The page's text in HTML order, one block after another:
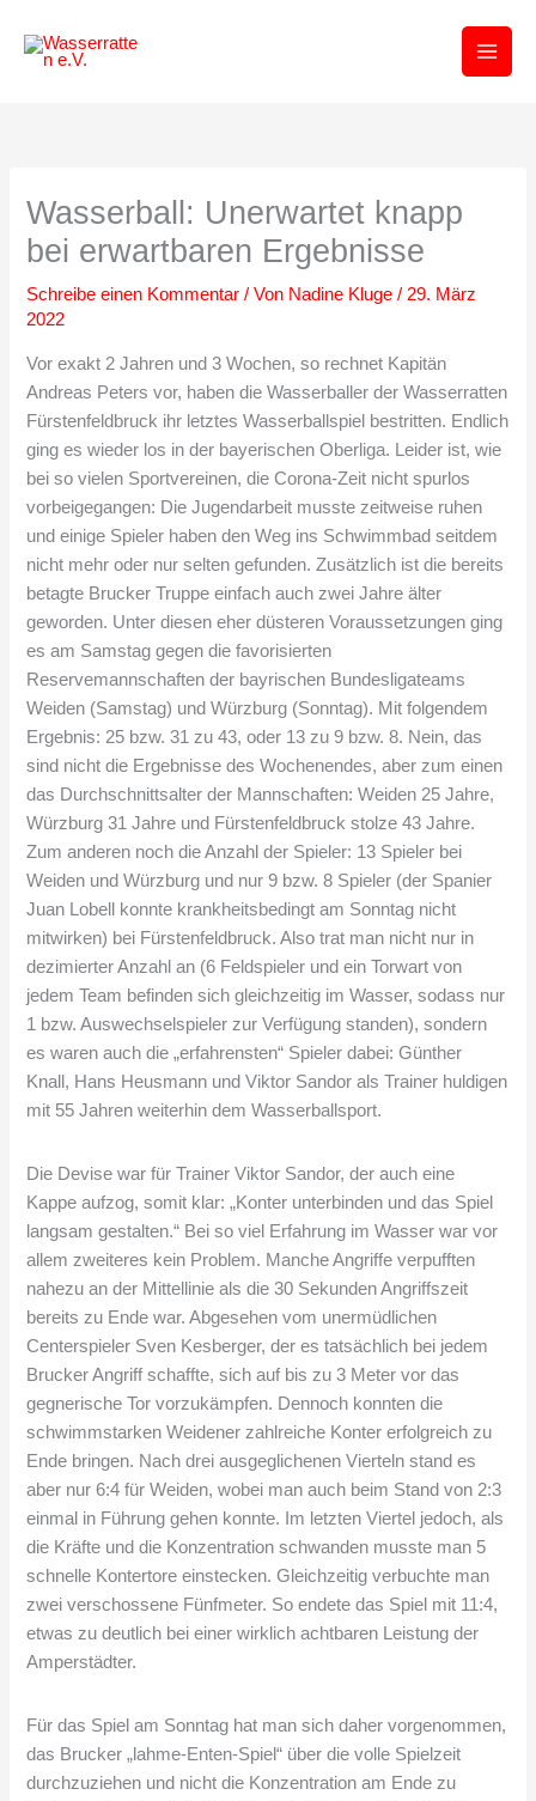
Inhalt
springen
Wasserball: Unerwartet knapp
bei erwartbaren Ergebnisse
Schreibe einen Kommentar / Von Nadine Kluge/ 29. März
2022
Vor exakt 2 Jahren und 3 Wochen, so rechnet Kapitän
Andreas Peters vor, haben die Wasserballer der Wasserratten
Fürstenfeldbruck ihr letztes Wasserballspiel bestritten. Endlich
ging es wieder los in der bayerischen Oberliga. Leider ist, wie
bei so vielen Sportvereinen, die Corona-Zeit nicht spurlos
vorbeigegangen: Die Jugendarbeit musste zeitweise ruhen
und einige Spieler haben den Weg ins Schwimmbad seitdem
nicht mehr oder nur selten gefunden. Zusätzlich ist die bereits
betagte Brucker Truppe einfach auch zwei Jahre älter
geworden. Unter diesen eher düsteren Voraussetzungen ging
es am Samstag gegen die favorisierten
Reservemannschaften der bayrischen Bundesligateams
Weiden (Samstag) und Würzburg (Sonntag). Mit folgendem
Ergebnis: 25 bzw. 31 zu 43, oder 13 zu 9 bzw. 8. Nein, das
sind nicht die Ergebnisse des Wochenendes, aber zum einen
das Durchschnittsalter der Mannschaften: Weiden 25 Jahre,
Würzburg 31 Jahre und Fürstenfeldbruck stolze 43 Jahre.
Zum anderen noch die Anzahl der Spieler: 13 Spieler bei
Weiden und Würzburg und nur 9 bzw. 8 Spieler (der Spanier
Juan Lobell konnte krankheitsbedingt am Sonntag nicht
mitwirken) bei Fürstenfeldbruck. Also trat man nicht nur in
dezimierter Anzahl an (6 Feldspieler und ein Torwart von
jedem Team befinden sich gleichzeitig im Wasser, sodass nur
1 bzw. Auswechselspieler zur Verfügung standen), sondern
es waren auch die „erfahrensten“ Spieler dabei: Günther
Knall, Hans Heusmann und Viktor Sandor als Trainer huldigen
mit 55 Jahren weiterhin dem Wasserballsport.
Die Devise war für Trainer Viktor Sandor, der auch eine
Kappe aufzog, somit klar: „Konter unterbinden und das Spiel
langsam gestalten.“ Bei so viel Erfahrung im Wasser war vor
allem zweiteres kein Problem. Manche Angriffe verpufften
nahezu an der Mittellinie als die 30 Sekunden Angriffszeit
bereits zu Ende war. Abgesehen vom unermüdlichen
Centerspieler Sven Kesberger, der es tatsächlich bei jedem
Brucker Angriff schaffte, sich auf bis zu 3 Meter vor das
gegnerische Tor vorzukämpfen. Dennoch konnten die
schwimmstarken Weidener zahlreiche Konter erfolgreich zu
Ende bringen. Nach drei ausgeglichenen Vierteln stand es
aber nur 6:4 für Weiden, wobei man auch beim Stand von 2:3
einmal in Führung gehen konnte. Im letzten Viertel jedoch, als
die Kräfte und die Konzentration schwanden musste man 5
schnelle Kontertore einstecken. Gleichzeitig verbuchte man
zwei verschossene Fünfmeter. So endete das Spiel mit 11:4,
etwas zu deutlich bei einer wirklich achtbaren Leistung der
Amperstädter.
Für das Spiel am Sonntag hat man sich daher vorgenommen,
das Brucker „lahme-Enten-Spiel“ über die volle Spielzeit
durchzuziehen und nicht die Konzentration am Ende zu